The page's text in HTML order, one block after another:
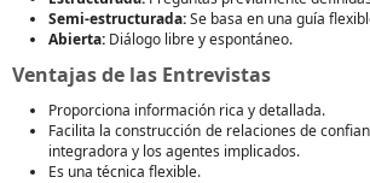
Semi-estructurada:Se basa en una guía
Abierta: Diálogo libre y espontáneo.
Ventajas de las Entrevistas
Proporciona información rica y detallada.
Facilita la construcción de relaciones de
integradora y los agentes implicados.
Es una técnica flexible.